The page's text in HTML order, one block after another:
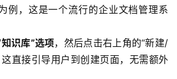
例，这是一个流行的企业文档管理系
识库”选项，然后点击右上角的“新建/
直接引导用户到创建页面，无需额外